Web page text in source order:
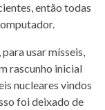
então todas
usar mísseis,
rascunho inicial
nucleares vindos
foi deixado de